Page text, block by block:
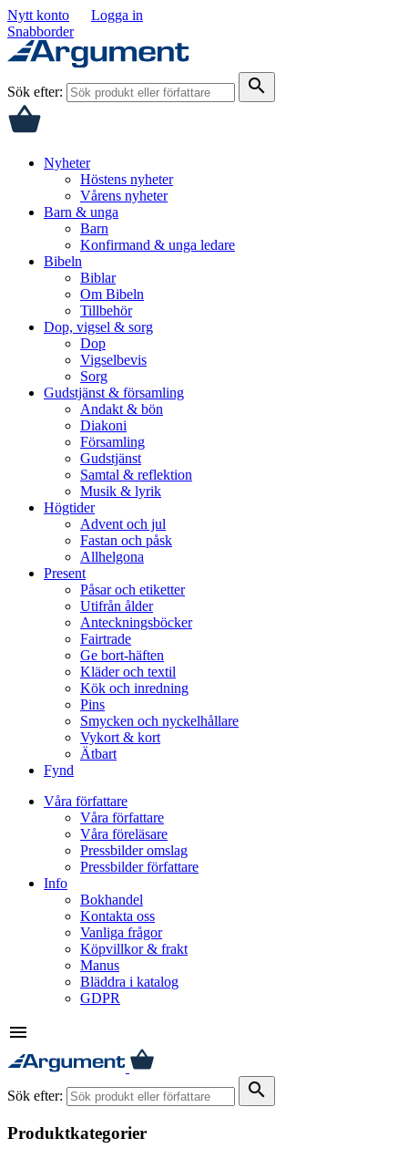
Nytt konto
Logga in
Snabborder
Sök efter: search
Nyheter
Höstens nyheter
Vårens nyheter
Barn & unga
Barn
Konfirmand & unga ledare
Bibeln
Biblar
Om Bibeln
Tillbehör
Dop, vigsel & sorg
Dop
Vigselbevis
Sorg
Gudstjänst & församling
Andakt & bön
Diakoni
Församling
Gudstjänst
Samtal & reflektion
Musik & lyrik
Högtider
Advent och jul
Fastan och påsk
Allhelgona
Present
Påsar och etiketter
Utifrån ålder
Anteckningsböcker
Fairtrade
Ge bort-häften
Kläder och textil
Kök och inredning
Pins
Smycken och nyckelhållare
Vykort & kort
Ätbart
Fynd
Våra författare
Våra författare
Våra föreläsare
Pressbilder omslag
Pressbilder författare
Info
Bokhandel
Kontakta oss
Vanliga frågor
Köpvillkor & frakt
Manus
Bläddra i katalog
GDPR
menu
Sök efter: search
Produktkategorier